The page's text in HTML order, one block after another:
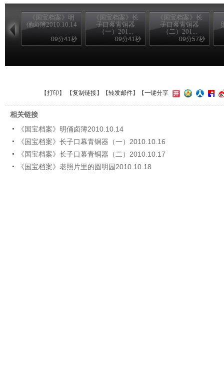
《国宝档案》明
俑卤簿2010.10.14
09分41秒
《国宝档案》长
子口幕青铜器
（一）201...
09分41秒
《国宝档案》长
子口幕青铜器
（二）201...
09分57秒
【打印 】 【复制链接】【转发邮件】 【一键分享
相关链接
《国宝档案》明俑卤簿2010.10.14
《国宝档案》长子口幕青铜器（一）2010.10.16
《国宝档案》长子口幕青铜器（二）2010.10.17
《国宝档案》老照片里的圆明园2010.10.18